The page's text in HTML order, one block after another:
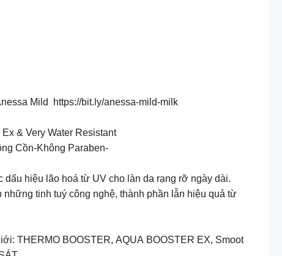
Mild https://bit.ly/anessa-mild-milk
& Very Water Resistant
Cồn-Không Paraben-
hiệu lão hoá từ UV cho làn da rạng rỡ ngày dài.
tinh tuý công nghệ, thành phần lẫn hiệu quả từ
THERMO BOOSTER, AQUA BOOSTER EX, Smoot